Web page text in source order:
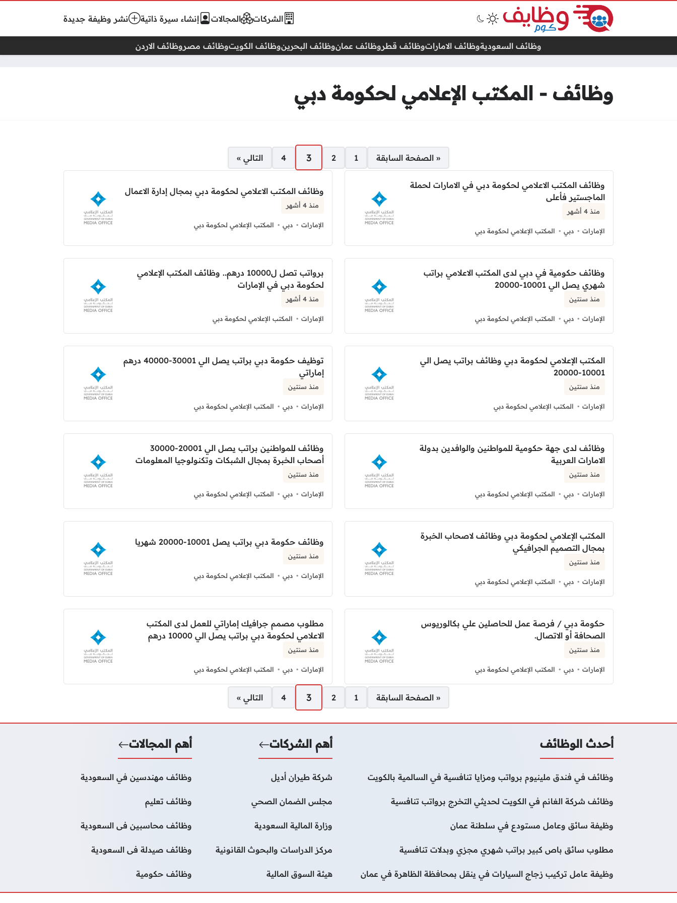
الشركات المجالات إنشاء سيرة ذاتية نشر وظيفة جديدة
وظائف السعوديةوظائف الاماراتوظائف قطروظائف عمانوظائف البحرينوظائف الكويتوظائف مصروظائف الاردن
وظائف - المكتب الإعلامي لحكومة دبي
« الصفحة السابقة 1
2
3
4 التالي »
وظائف المكتب الاعلامي لحكومة دبي في الامارات لحملة
الماجستير فأعلى
منذ 4 أشهر
الإمارات دبي المكتب الإعلامي لحكومة دبي
وظائف المكتب الاعلامي لحكومة دبي بمجال إدارة الاعمال
منذ 4 أشهر
الإمارات دبي المكتب الإعلامي لحكومة دبي
وظائف حكومية في دبي لدى المكتب الاعلامي براتب
شهري يصل الي 10001-20000
منذ سنتين
الإمارات دبي المكتب الإعلامي لحكومة دبي
برواتب تصل ل10000 درهم.. وظائف المكتب الإعلامي
لحكومة دبي في الإمارات
منذ 4 أشهر
الإمارات المكتب الإعلامي لحكومة دبي
المكتب الإعلامي لحكومة دبي وظائف براتب يصل الي
10001-20000
منذ سنتين
الإمارات المكتب الإعلامي لحكومة دبي
توظيف حكومة دبي براتب يصل الي 30001-40000 درهم
إماراتي
منذ سنتين
الإمارات دبي المكتب الإعلامي لحكومة دبي
وظائف لدى جهة حكومية للمواطنين والوافدين بدولة
الامارات العربية
منذ سنتين
الإمارات دبي المكتب الإعلامي لحكومة دبي
وظائف للمواطنين براتب يصل الي 20001-30000
أصحاب الخبرة بمجال الشبكات وتكنولوجيا المعلومات
منذ سنتين
الإمارات دبي المكتب الإعلامي لحكومة دبي
المكتب الإعلامي لحكومة دبي وظائف لاصحاب الخبرة
بمجال التصميم الجرافيكي
منذ سنتين
الإمارات دبي المكتب الإعلامي لحكومة دبي
وظائف حكومة دبي براتب يصل 10001-20000 شهريا
منذ سنتين
الإمارات دبي المكتب الإعلامي لحكومة دبي
حكومة دبي / فرصة عمل للحاصلين علي بكالوريوس
الصحافة أو الاتصال.
منذ سنتين
الإمارات دبي المكتب الإعلامي لحكومة دبي
مطلوب مصمم جرافيك إماراتي للعمل لدى المكتب
الاعلامي لحكومة دبي براتب يصل الي 10000 درهم
منذ سنتين
الإمارات دبي المكتب الإعلامي لحكومة دبي
« الصفحة السابقة 1
2
3
4 التالي »
أحدث الوظائف
وظائف في فندق ملينيوم برواتب ومزايا تنافسية في السالمية بالكويت
وظائف شركة الغانم في الكويت لحديثي التخرج برواتب تنافسية
وظيفة سائق وعامل مستودع في سلطنة عمان
مطلوب سائق باص كبير براتب شهري مجزي وبدلات تنافسية
وظيفة عامل تركيب زجاج السيارات في ينقل بمحافظة الظاهرة في عمان
أهم الشركات
شركة طيران أديل
مجلس الضمان الصحي
وزارة المالية السعودية
مركز الدراسات والبحوث القانونية
هيئة السوق المالية
أهم المجالات
وظائف مهندسين في السعودية
وظائف تعليم
وظائف محاسبين فى السعودية
وظائف صيدلة فى السعودية
وظائف حكومية